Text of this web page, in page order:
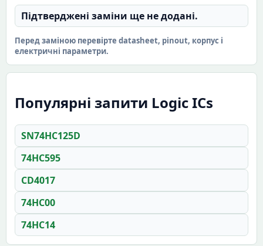
Підтверджені заміни ще не додані.
Перед заміною перевірте datasheet, pinout, корпус і
електричні параметри.
Популярні запити Logic ICs
SN74HC125D
74HC595
CD4017
74HC00
74HC14